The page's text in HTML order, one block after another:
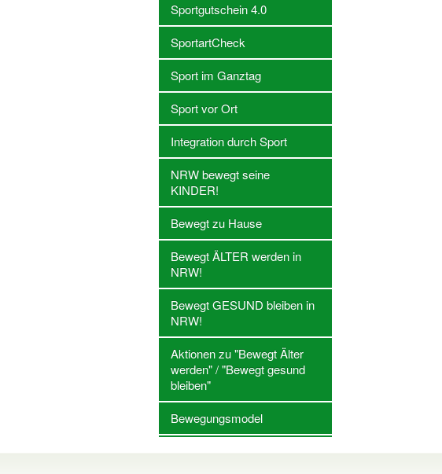
Sportgutschein 4.0
SportartCheck
Sport im Ganztag
Sport vor Ort
Integration durch Sport
NRW bewegt seine
KINDER!
Bewegt zu Hause
Bewegt ÄLTER werden in
NRW!
Bewegt GESUND bleiben in
NRW!
Aktionen zu "Bewegt Älter
werden" / "Bewegt gesund
bleiben"
Bewegungsmodel